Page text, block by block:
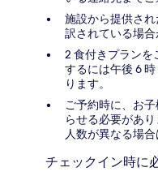
施設から提供さ
訳されている場
2 食付きプランを
するには午後 6
ります。
ご予約時に、お
らせる必要があ
人数が異なる場合
チェックイン時に